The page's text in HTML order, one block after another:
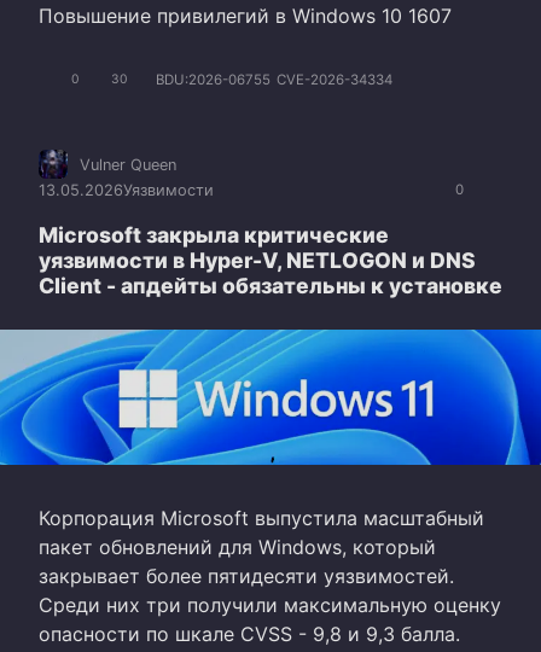
Повышение привилегий в Windows 10 1607
0 30 BDU:2026-06755 CVE-2026-34334
0
Vulner Queen
13.05.2026Уязвимости
Microsoft закрыла критические
уязвимости в Hyper-V, NETLOGON и DNS
Client - апдейты обязательны к установке
Корпорация Microsoft выпустила масштабный
пакет обновлений для Windows, который
закрывает более пятидесяти уязвимостей.
Среди них три получили максимальную оценку
опасности по шкале CVSS - 9,8 и 9,3 балла.